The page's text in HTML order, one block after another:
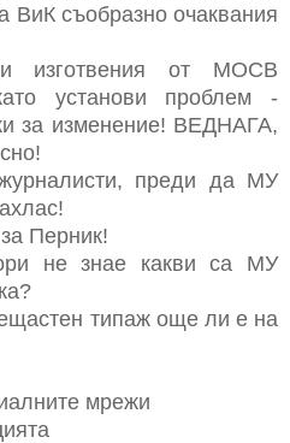
ВиК съобразно очаквания
изготвения от МОСВ
установи проблем -
за изменение! ВЕДНАГА,
преди да МУ
Перник!
не знае какви са МУ
типаж още ли е на
мрежи